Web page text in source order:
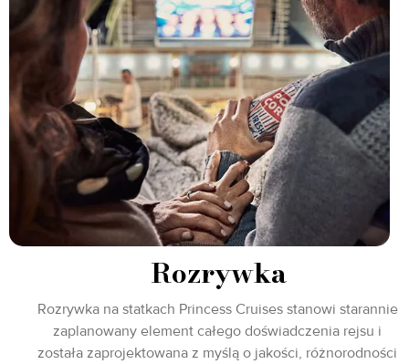
Rozrywka
Rozrywka na statkach Princess Cruises stanowi starannie
zaplanowany element całego doświadczenia rejsu i
została zaprojektowana z myślą o jakości, różnorodności